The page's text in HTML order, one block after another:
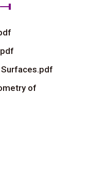
of